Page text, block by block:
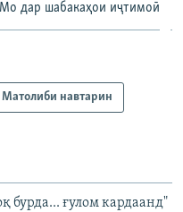
Мо дар шабакаҳои иҷтимоӣ
Матолиби навтарин
бурда... ғулом кардаанд"